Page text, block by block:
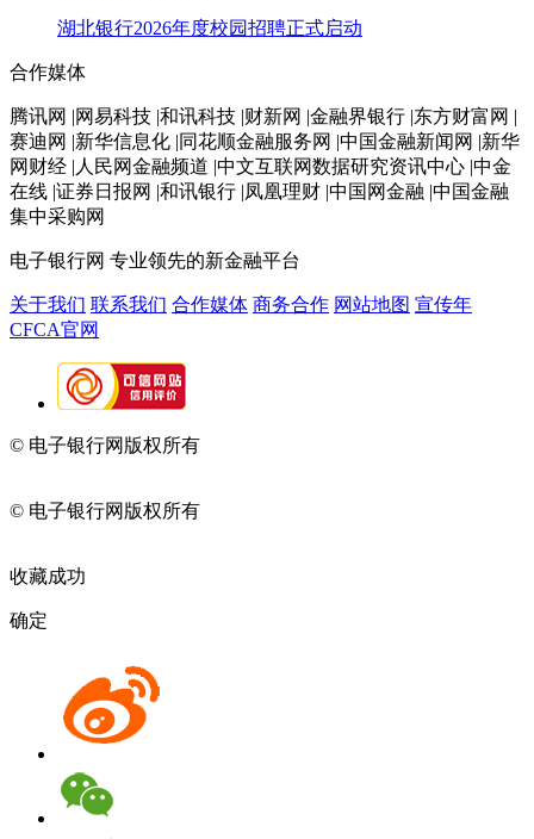
湖北银行2026年度校园招聘正式启动
合作媒体
腾讯网 |网易科技 |和讯科技 |财新网 |金融界银行 |东方财富网 |
赛迪网 |新华信息化 |同花顺金融服务网 |中国金融新闻网 |新华
网财经 |人民网金融频道 |中文互联网数据研究资讯中心 |中金
在线 |证券日报网 |和讯银行 |凤凰理财 |中国网金融 |中国金融
集中采购网
电子银行网 专业领先的新金融平台
关于我们 联系我们 合作媒体 商务合作 网站地图 宣传年
CFCA官网
© 电子银行网版权所有
© 电子银行网版权所有
收藏成功
确定